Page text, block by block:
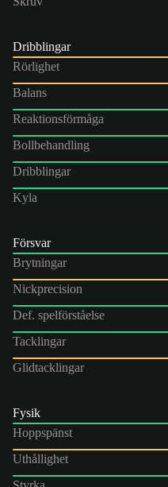
Dribblingar
Rörlighet
Balans
Reaktionsförmåga
Bollbehandling
Dribblingar
Kyla
Försvar
Brytningar
Nickprecision
Def. spelförståelse
Tacklingar
Glidtacklingar
Fysik
Hoppspänst
Uthållighet